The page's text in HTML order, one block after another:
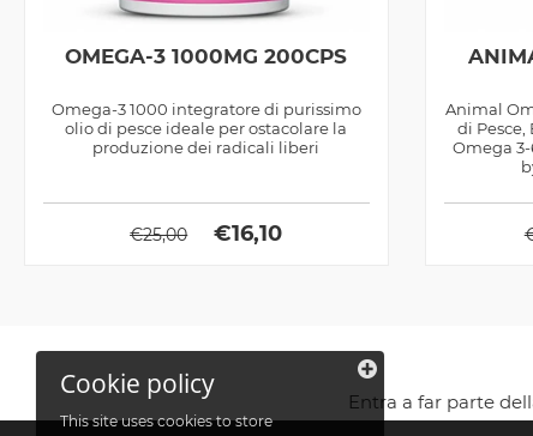
OMEGA-3 1000MG 200CPS
Omega-3 1000 integratore di purissimo
olio di pesce ideale per ostacolare la
produzione dei radicali liberi
€25,00 €16,10
Animal
di
Omega
Entra a far parte
Cookie policy
This site uses cookies to store